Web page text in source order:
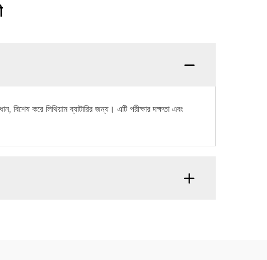
বিশেষ করে লিথিয়াম ব্যাটারির জন্য। এটি পরীক্ষার দক্ষতা এবং